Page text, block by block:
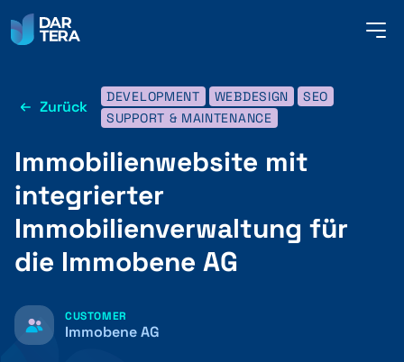
SERVICES
REFERENZEN
ÜBER UNS
KONTAKT
Zurück
DEVELOPMENT WEBDESIGN
SEO
SUPPORT & MAINTENANCE
Immobilienwebsite mit
integrierter
Immobilienverwaltung für
die Immobene AG
CUSTOMER
Immobene AG